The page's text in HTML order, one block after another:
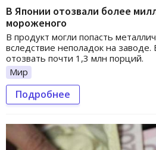
В Японии отозвали более
мороженого
В продукт могли попасть
вследствие неполадок на
отозвать почти 1,3 млн порций.
Мир
Подробнее